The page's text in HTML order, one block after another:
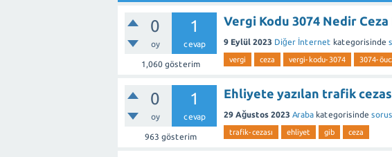
0
oy
1
cevap
1,060gösterim
Vergi Kodu 3074 Nedir
9 Eylül 2023 Diğer İnternet kategorisinde
vergi ceza vergi-kodu-3074 3074-
0
oy
1
cevap
963 gösterim
Ehliyete yazılan trafik
29 Ağustos 2023 Araba kategorisinde
trafik-cezası ehliyet gib ceza